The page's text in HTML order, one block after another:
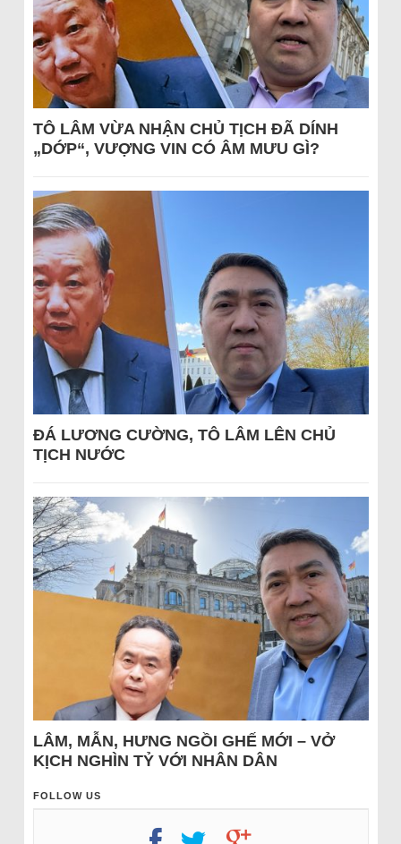
TÔ LÂM VỪA NHẬN CHỦ TỊCH ĐÃ DÍNH
„DỚP“, VƯỢNG VIN CÓ ÂM MƯU GÌ?
ĐÁ LƯƠNG CƯỜNG, TÔ LÂM LÊN CHỦ
TỊCH NƯỚC
LÂM, MẪN, HƯNG NGỒI GHẾ MỚI – VỞ
KỊCH NGHÌN TỶ VỚI NHÂN DÂN
FOLLOW US